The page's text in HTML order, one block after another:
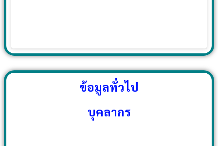
ข้อมูลทั่วไป
บุคลากร